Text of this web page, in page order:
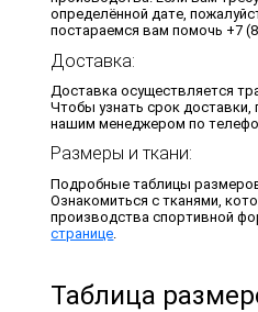
определённой дате,
постараемся вам помочь +7
Доставка:
Доставка осуществляется
Чтобы узнать срок доставки,
нашим менеджером по
Размеры и ткани:
Подробные таблицы
Ознакомиться с тканями,
производства спортивной
странице
Таблица